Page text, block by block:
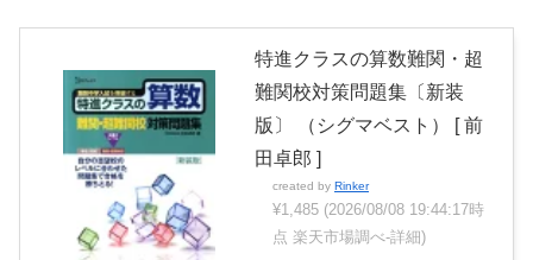
特進クラスの算数難関・超
難関校対策問題集〔新装
版〕 （シグマベスト） [ 前
田卓郎 ]
created by Rinker
¥1,485 (2026/08/08 19:44:17時
点 楽天市場調べ-詳細)